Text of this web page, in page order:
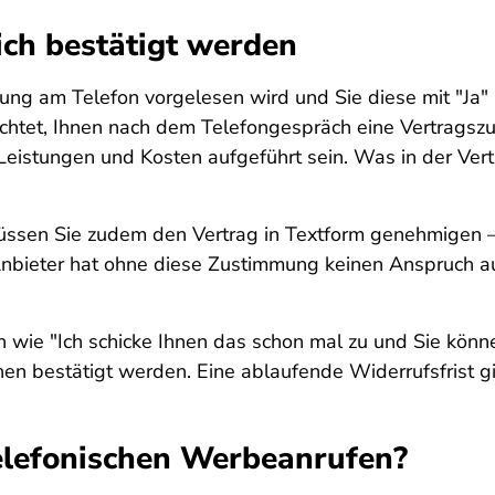
bestätigt werden
am Telefon vorgelesen wird und Sie diese mit
Ihnen nach dem Telefongespräch eine
und Kosten aufgeführt sein. Was in der
Sie zudem den Vertrag in Textform
hat ohne diese Zustimmung keinen Anspruch
"Ich schicke Ihnen das schon mal zu und Sie
bestätigt werden. Eine ablaufende Widerrufsfrist
Werbeanrufen?